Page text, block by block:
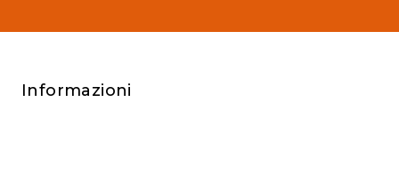
Informazioni